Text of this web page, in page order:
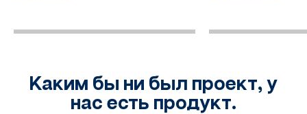
Каким бы ни был проект, у
нас есть продукт.